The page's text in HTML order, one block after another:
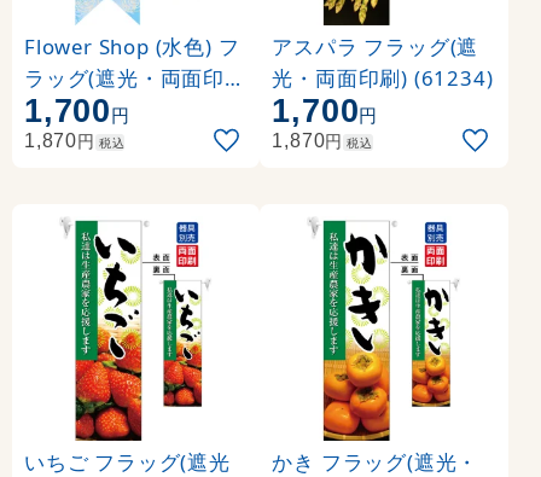
Flower Shop (水色) フ
ラッグ(遮光・両面印刷
) (6073)
1,700円
1,870円 税込
アスパラ フラッグ(遮
光・両面印刷) (61234)
1,700円
1,870円 税込
いちご フラッグ(遮光
かき フラッグ(遮光・